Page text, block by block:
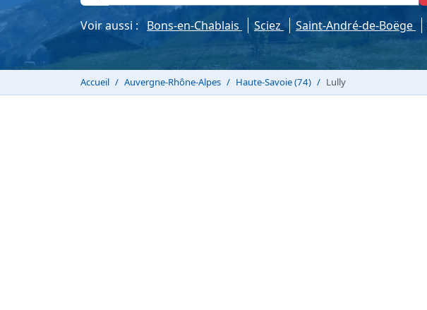
Voir aussi : Bons-en-Chablais Sciez Saint-André-de-Boëge
Accueil Auvergne-Rhône-Alpes Haute-Savoie (74) Lully